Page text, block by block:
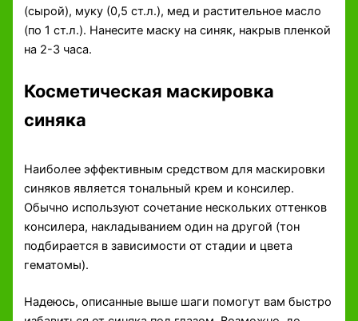
(сырой), муку (0,5 ст.л.), мед и растительное масло
(по 1 ст.л.). Нанесите маску на синяк, накрыв пленкой
на 2-3 часа.
Косметическая маскировка
синяка
Наиболее эффективным средством для маскировки
синяков является тональный крем и консилер.
Обычно используют сочетание нескольких оттенков
консилера, накладыванием один на другой (тон
подбирается в зависимости от стадии и цвета
гематомы).
Надеюсь, описанные выше шаги помогут вам быстро